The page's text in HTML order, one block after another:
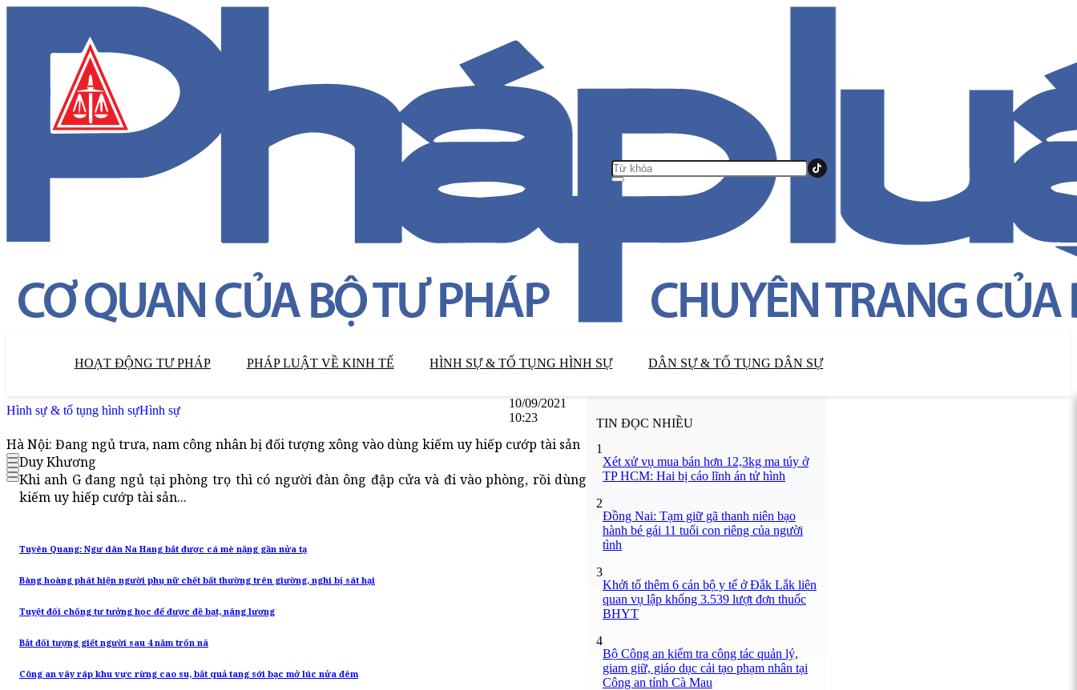
HOẠT ĐỘNG TƯ PHÁP PHÁP LUẬT VỀ KINH TẾ HÌNH SỰ & TỐ TỤNG HÌNH SỰ DÂN SỰ & TỐ TỤNG DÂN SỰ
Hình sự & tố tụng hình sựHình sự
10/09/2021
10:23
Hà Nội: Đang ngủ trưa, nam công nhân bị đối tượng xông vào dùng kiếm uy hiếp cướp tài sản
Duy Khương
Khi anh G đang ngủ tại phòng trọ thì có người đàn ông đập cửa và đi vào phòng, rồi dùng
kiếm uy hiếp cướp tài sản...
Tuyên Quang: Ngư dân Na Hang bắt được cá mè nặng gần nửa tạ
Bàng hoàng phát hiện người phụ nữ chết bất thường trên giường, nghi bị sát hại
Tuyệt đối chống tư tưởng học để được đề bạt, nâng lương
Bắt đối tượng giết người sau 4 năm trốn nã
Công an vây ráp khu vực rừng cao su, bắt quả tang sới bạc mở lúc nửa đêm
TIN ĐỌC NHIỀU
1
Xét xử vụ mua bán hơn 12,3kg ma túy ở
TP HCM: Hai bị cáo lĩnh án tử hình
2
Đồng Nai: Tạm giữ gã thanh niên bạo
hành bé gái 11 tuổi con riêng của người
tình
3
Khởi tố thêm 6 cán bộ y tế ở Đắk Lắk liên
quan vụ lập khống 3.539 lượt đơn thuốc
BHYT
4
Bộ Công an kiểm tra công tác quản lý,
giam giữ, giáo dục cải tạo phạm nhân tại
Công an tỉnh Cà Mau